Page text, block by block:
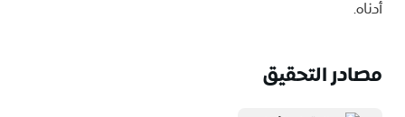
أدناه.
مصادر التحقيق